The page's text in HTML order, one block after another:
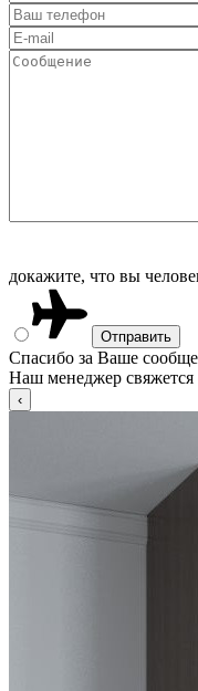
докажите, что вы
Спасибо за Ваше
Наш менеджер